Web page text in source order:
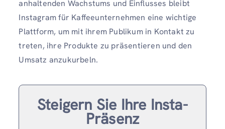
anhaltenden Wachstums und Einflusses bleibt
Instagram für Kaffeeunternehmen eine wichtige
Plattform, um mit ihrem Publikum in Kontakt zu
treten, ihre Produkte zu präsentieren und den
Umsatz anzukurbeln.
Steigern Sie Ihre Insta-
Präsenz